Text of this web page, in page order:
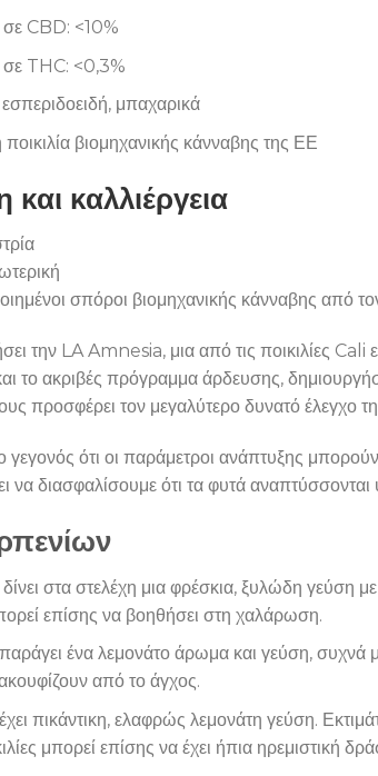
σε CBD: <10%
σε THC: <0,3%
εσπεριδοειδή, μπαχαρικά
βιομηχανικής κάνναβης της ΕΕ
καλλιέργεια
σπόροι βιομηχανικής κάνναβης από
την LA Amnesia, μια από τις ποικιλίες
το ακριβές πρόγραμμα άρδευσης,
προσφέρει τον μεγαλύτερο δυνατό έλεγχο
γεγονός ότι οι παράμετροι ανάπτυξης
να διασφαλίσουμε ότι τα φυτά
δίνει στα στελέχη μια φρέσκια, ξυλώδη γεύση
επίσης να βοηθήσει στη χαλάρωση.
παράγει ένα λεμονάτο άρωμα και γεύση, συχνά
από το άγχος.
έχει πικάντικη, ελαφρώς λεμονάτη γεύση.
μπορεί επίσης να έχει ήπια ηρεμιστική